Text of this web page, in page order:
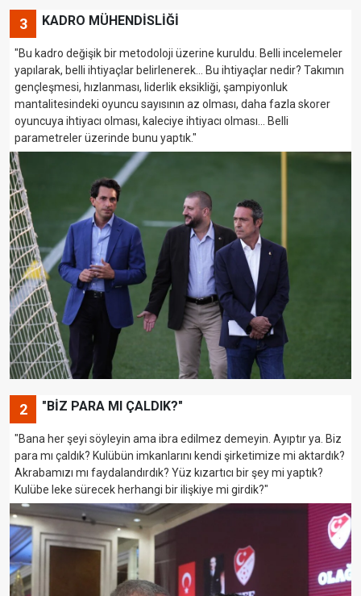
3 KADRO MÜHENDİSLİĞİ
"Bu kadro değişik bir metodoloji üzerine kuruldu. Belli incelemeler
yapılarak, belli ihtiyaçlar belirlenerek... Bu ihtiyaçlar nedir? Takımın
gençleşmesi, hızlanması, liderlik eksikliği, şampiyonluk
mantalitesindeki oyuncu sayısının az olması, daha fazla skorer
oyuncuya ihtiyacı olması, kaleciye ihtiyacı olması... Belli
parametreler üzerinde bunu yaptık."
2 "BİZ PARA MI ÇALDIK?"
"Bana her şeyi söyleyin ama ibra edilmez demeyin. Ayıptır ya. Biz
para mı çaldık? Kulübün imkanlarını kendi şirketimize mi aktardık?
Akrabamızı mı faydalandırdık? Yüz kızartıcı bir şey mi yaptık?
Kulübe leke sürecek herhangi bir ilişkiye mi girdik?"